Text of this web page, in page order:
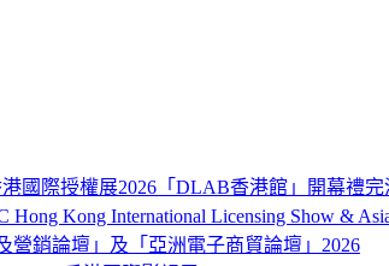
國際授權展2026「DLAB香港館」開幕禮完
Kong International Licensing Show &
營銷論壇」及「亞洲電子商貿論壇」2026